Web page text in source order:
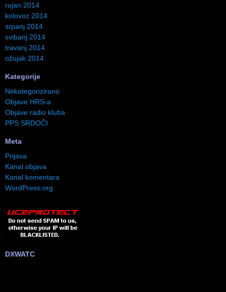
rujan 2014
kolovoz 2014
srpanj 2014
svibanj 2014
travanj 2014
ožujak 2014
Kategorije
Nekategorizirano
Objave HRS-a
Objave radio kluba
PPS SRDOČI
Meta
Prijava
Kanal objava
Kanal komentara
WordPress.org
DXWATC